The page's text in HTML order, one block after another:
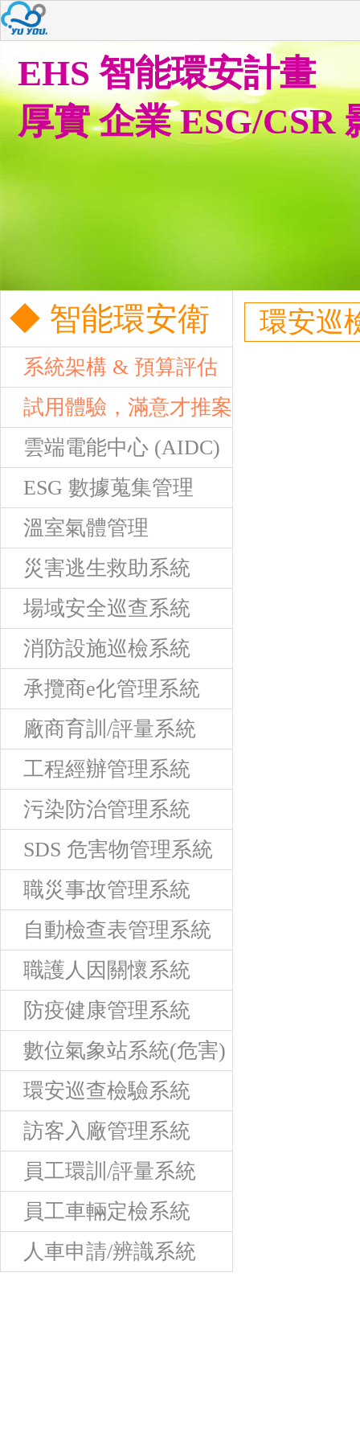
EHS 智能環安計畫
厚實 企業 ESG/CSR
◆ 智能環安衛
系統架構 & 預算評估
試用體驗，滿意才推案
雲端電能中心 (AIDC)
ESG 數據蒐集管理
溫室氣體管理
災害逃生救助系統
場域安全巡查系統
消防設施巡檢系統
承攬商e化管理系統
廠商育訓/評量系統
工程經辦管理系統
污染防治管理系統
SDS 危害物管理系統
職災事故管理系統
自動檢查表管理系統
職護人因關懷系統
防疫健康管理系統
數位氣象站系統(危害)
環安巡查檢驗系統
訪客入廠管理系統
員工環訓/評量系統
員工車輛定檢系統
人車申請/辨識系統
環安巡